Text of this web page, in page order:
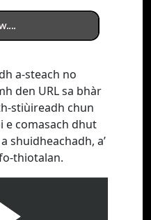
a-steach no
den URL sa bhàr
stiùireadh chun
e comasach dhut
shuidheachadh, a’
thiotalan.